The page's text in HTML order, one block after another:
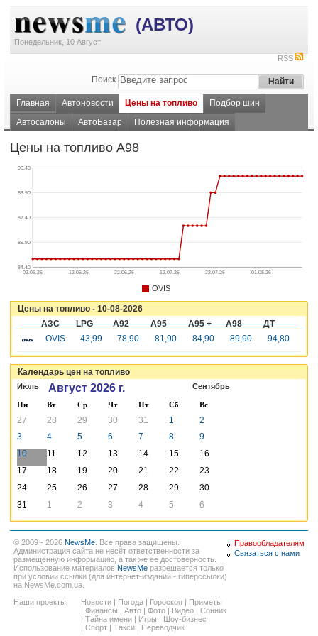
(АВТО)
Понедельник, 10 Август
RSS
Поиск
Главная Автоновости Цены на топливо
Подбор шин
Автосалоны
АвтоБазар Полезная информация
Цены на топливо А98
84.40
85.90
87.40
88.90
90.40
02.06.26 12.06.26 22.06.26 12.07.26 22.07.26 01.08.26
OVIS
Цены на топливо - 10-08-2026
АЗС
LPG A92 A95 A95 + A98
ДТ
OVIS
43,99 78,90 81,90 84,90 89,90 94,80
Календарь цен на топливо
Июль Август 2026 г. Сентябрь
Пн Вт Ср Чт Пт Сб Вс
27 28 29 30 31 1
2
3
4 5 6 7 8
9
10
11 12 13 14 15
16
17
18 19 20 21 22
23
24
25 26 27 28 29
30
31
1 2 3 4 5 6
© 2009 - 2026 NewsMe . Все права защищены.
Администрация сайта не несёт ответственности за
размещённую информацию, а так же ее достоверность.
Использование материалов NewsMe разрешается только
при условии ссылки (для интернет-изданий - гиперссылки)
на NewsMe.com.ua.
Наши проекты:
Новости | Погода | Гороскоп | Приметы
| Финансы | Авто | Фото | Видео | Сонник
| Тайна имени | Игры | Шоу-бизнес
| Спорт | Такси | Переводчик
Правообладателям
Связаться с нами